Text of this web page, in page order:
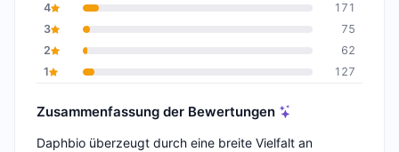
4
171
3
75
2
62
1
127
Zusammenfassung der Bewertungen
Daphbio überzeugt durch eine breite Vielfalt an